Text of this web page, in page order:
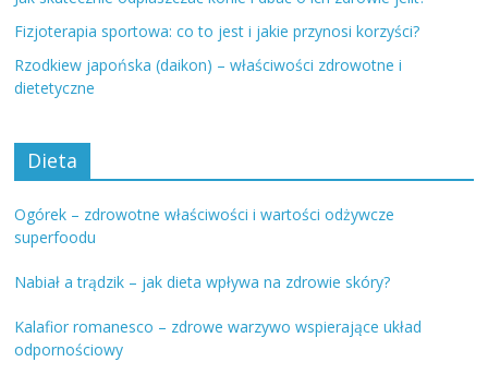
Fizjoterapia sportowa: co to jest i jakie przynosi korzyści?
Rzodkiew japońska (daikon) – właściwości zdrowotne i
dietetyczne
Dieta
Ogórek – zdrowotne właściwości i wartości odżywcze
superfoodu
Nabiał a trądzik – jak dieta wpływa na zdrowie skóry?
Kalafior romanesco – zdrowe warzywo wspierające układ
odpornościowy